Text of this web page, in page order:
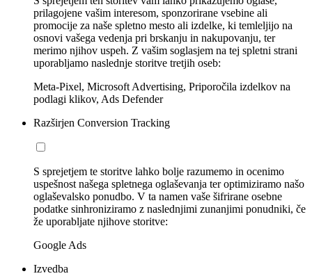
prilagojene vašim interesom, sponzorirane vsebine ali
promocije za naše spletno mesto ali izdelke, ki temleljijo na
osnovi vašega vedenja pri brskanju in nakupovanju, ter
merimo njihov uspeh. Z vašim soglasjem na tej spletni strani
uporabljamo naslednje storitve tretjih oseb:
Meta-Pixel, Microsoft Advertising, Priporočila izdelkov na
podlagi klikov, Ads Defender
Razširjen Conversion Tracking
S sprejetjem te storitve lahko bolje razumemo in ocenimo
uspešnost našega spletnega oglaševanja ter optimiziramo našo
oglaševalsko ponudbo. V ta namen vaše šifrirane osebne
podatke sinhroniziramo z naslednjimi zunanjimi ponudniki, če
že uporabljate njihove storitve:
Google Ads
Izvedba